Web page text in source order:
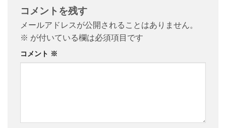
コメントを残す
メールアドレスが公開されることはありません。
※ が付いている欄は必須項目です
コメント ※